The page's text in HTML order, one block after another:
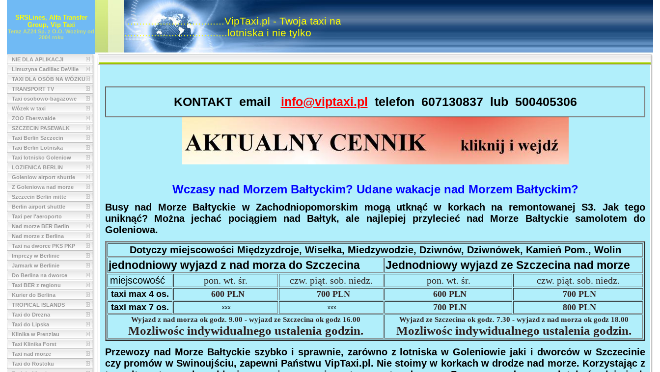
SRSLines, Alfa Transfer
Group, Vip Taxi
Teraz AZ24 Sp. z O.O. Wozimy od
2004 roku
.................................VipTaxi.pl - Twoja taxi na
...................................lotniska i nie tylko
NIE DLA APLIKACJI
Limuzyna Cadillac DeVille
TAXI DLA OSÓB NA WÓZKU
TRANSPORT TV
Taxi osobowo-bagazowe
Wózek w taxi
ZOO Eberswalde
SZCZECIN PASEWALK
Taxi Berlin Szczecin
Taxi Berlin Lotniska
Taxi lotnisko Goleniow
LOZIENICA BERLIN
Goleniow airport shuttle
Z Goleniowa nad morze
Szczecin Berlin mitte
Berlin airport shuttle
Taxi per l'aeroporto
Nad morze BER Berlin
Nad morze z Berlina
Taxi na dworce PKS PKP
Imprezy w Berlinie
Jarmark w Berlinie
Do Berlina na dworce
Taxi BER z regionu
Kurier do Berlina
TROPICAL ISLANDS
Taxi do Drezna
Taxi do Lipska
Klinika w Prenzlau
Taxi Klinika Forst
Taxi nad morze
Taxi do Rostoku
KONTAKT email info@viptaxi.pl telefon 607130837 lub 500405306
Wczasy nad Morzem Bałtyckim? Udane wakacje nad Morzem Bałtyckim?
Busy nad Morze Bałtyckie w Zachodniopomorskim mogą utknąć w korkach na remontowanej S3. Jak tego
uniknąć? Można jechać pociągiem nad Bałtyk, ale najlepiej przylecieć nad Morze Bałtyckie samolotem do
Goleniowa.
Dotyczy miejscowości Międzyzdroje, Wisełka, Miedzywodzie, Dziwnów, Dziwnówek, Kamień Pom., Wolin
jednodniowy wyjazd z nad morza do Szczecina Jednodniowy wyjazd ze Szczecina nad morze
miejscowość pon. wt. śr. czw. piąt. sob. niedz. pon. wt. śr. czw. piąt. sob. niedz.
taxi max 4 os. 600 PLN 700 PLN 600 PLN
700 PLN
taxi max 7 os.
xxx xxx 700 PLN 800 PLN
Wyjazd z nad morza ok godz. 9.00 - wyjazd ze Szczecina ok godz 16.00
Mozliwośc indywidualnego ustalenia godzin.
Wyjazd ze Szczecina ok godz. 7.30 - wyjazd z nad morza ok godz 18.00
Mozliwośc indywidualnego ustalenia godzin.
Przewozy nad Morze Bałtyckie szybko i sprawnie, zarówno z lotniska w Goleniowie jaki i dworców w Szczecinie
czy promów w Swinoujściu, zapewni Państwu VipTaxi.pl. Nie stoimy w korkach w drodze nad morze. Korzystając z